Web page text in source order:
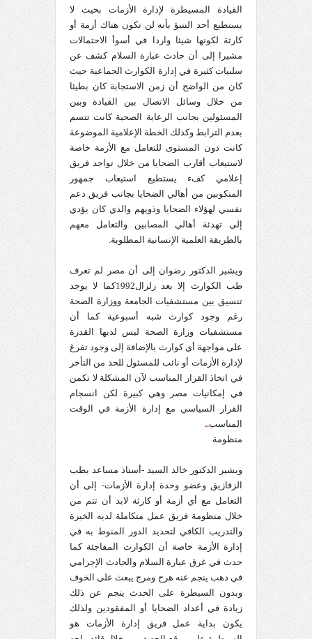
القيادة المسيطرة لإدارة الأزمات بحيث لا
يستطيع أحد التنبؤ بأنه لن تكون هناك أزمة أو
كارثة لكونها شيئا واردا في أسوأ الاحتمالات
مشيرا إلى أن حادث عبارة السلام كشف عن
سلبيات كثيرة في إدارة الكوارث الجماعية حيث
كان من الواضح أن زمن الاستجابة كان بطيئا
من خلال وسائل الاتصال بين القيادة وبين
المسئولين بجانب الرعاية الصحية كانت تتسم
بعدم الترابط وكذلك الخطة الإعلامية الموضوعة
كانت دون المستوى للتعامل مع الأزمة خاصة
لاستيعاب أقارب الضحايا من خلال تواجد فريق
إعلامي كفء يستطيع استيعاب جمهور
المنكوبين من أهالي الضحايا بجانب فريق دعم
نفسي لهؤلاء الضحايا وذويهم والذي كان يؤدي
إلى تهدئة أهالي المصابين والتعامل معهم
بالطريقة العلمية الإنسانية المطلوبة.
ويشير الدكتور رضوان إلى أن مصر لم تعرف
طب الكوارث إلا بعد زلزال1992كما لا يوجد
تنسيق بين مستشفيات الجامعة ووزارة الصحة
رغم وجود كوارث شبه أسبوعية كما أن
مستشفيات وزارة الصحة ليس لديها القدرة
على مواجهة أي كوارث بالإضافة إلى وجود تفرغ
لإدارة الأزمات أو نائب للمسئول للحد من التأخر
في اتخاذ القرار المناسب لآن المشكلة لا تكمن
في إمكانيات مصر وهي كبيرة لكن انسجام
القرار السياسي مع إدارة الأزمة في الوقت
المناسب..
منظومة
ويشير الدكتور خالد السيد -أستاذ مساعد بطب
الزقازيق وعضو وحدة إدارة الأزمات- إلى أن
التعامل مع أي أزمة أو كارثة لابد أن تتم من
خلال منظومة فريق عمل متكاملة لديه الخبرة
والتدريب الكافي لتحديد الدور المنوط به في
إدارة الأزمة خاصة أن الكوارث المفاجئة كما
حدث في غرق عبارة السلام والحادث الإجرامي
في دهب ينجم عنه هرج ومرج يبعث على الخوف
وبدون السيطرة على الحدث ينجم عن ذلك
زيادة في أعداد الضحايا أو المفقودين ولذلك
يكون بداية عمل فريق إدارة الأزمات هو